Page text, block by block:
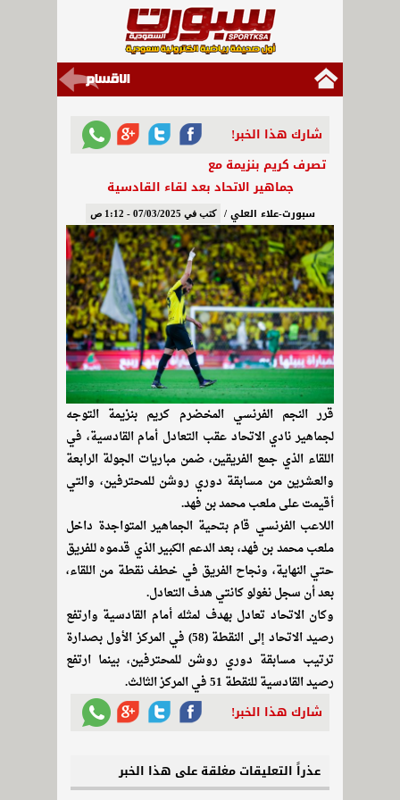
شارك هذا الخبر!
تصرف كريم بنزيمة مع
جماهير الاتحاد بعد لقاء القادسية
سبورت-علاء العلي / كتب في 07/03/2025 - 1:12 ص
قرر النجم الفرنسي المخضرم كريم بنزيمة التوجه
لجماهير نادي الاتحاد عقب التعادل أمام القادسية، في
اللقاء الذي جمع الفريقين، ضمن مباريات الجولة الرابعة
والعشرين من مسابقة دوري روشن للمحترفين، والتي
أقيمت على ملعب محمد بن فهد.
اللاعب الفرنسي قام بتحية الجماهير المتواجدة داخل
ملعب محمد بن فهد، بعد الدعم الكبير الذي قدموه للفريق
حتي النهاية، ونجاح الفريق في خطف نقطة من اللقاء،
بعد أن سجل نغولو كانتي هدف التعادل.
وكان الاتحاد تعادل بهدف لمثله أمام القادسية وارتفع
رصيد الاتحاد إلى النقطة (58) في المركز الأول بصدارة
ترتيب مسابقة دوري روشن للمحترفين، بينما ارتفع
رصيد القادسية للنقطة 51 في المركز الثالث.
شارك هذا الخبر!
عذراً التعليقات مغلقة على هذا الخبر